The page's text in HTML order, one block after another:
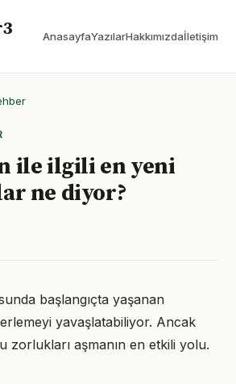
AnasayfaYazılarHakkımızdaİletişim
ile ilgili en yeni
ne diyor?
başlangıçta yaşanan
yavaşlatabiliyor. Ancak
zorlukları aşmanın en etkili yolu.